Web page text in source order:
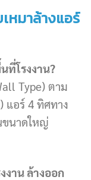
หมาล้างแอร์
ที่โรงงาน?
Type) ตาม
แอร์ 4 ทิศทาง
ขนาดใหญ่
าน ล้างออก